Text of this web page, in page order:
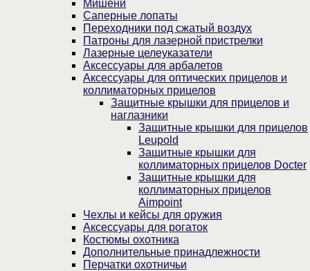
Мишени
Саперные лопаты
Переходники под сжатый воздух
Патроны для лазерной пристрелки
Лазерные целеуказатели
Аксессуары для арбалетов
Аксессуары для оптических прицелов и
коллиматорных прицелов
Защитные крышки для прицелов и
наглазники
Защитные крышки для прицелов
Leupold
Защитные крышки для
коллиматорных прицелов Docter
Защитные крышки для
коллиматорных прицелов
Aimpoint
Чехлы и кейсы для оружия
Аксессуары для рогаток
Костюмы охотника
Дополнительные принадлежности
Перчатки охотничьи